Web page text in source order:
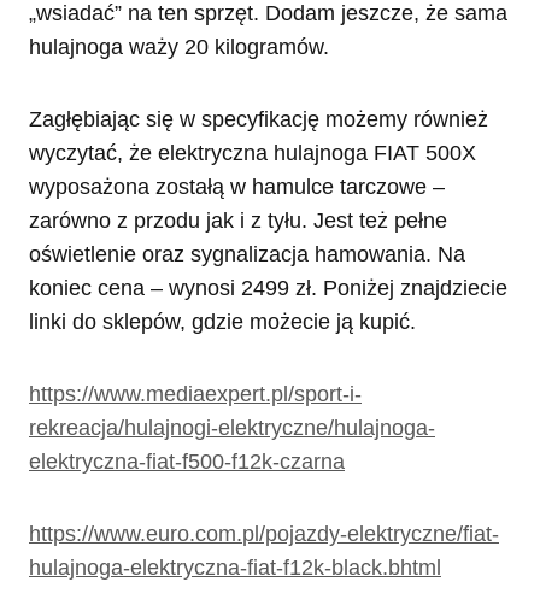
„wsiadać” na ten sprzęt. Dodam jeszcze, że sama
hulajnoga waży 20 kilogramów.
Zagłębiając się w specyfikację możemy również
wyczytać, że elektryczna hulajnoga FIAT 500X
wyposażona zostałą w hamulce tarczowe –
zarówno z przodu jak i z tyłu. Jest też pełne
oświetlenie oraz sygnalizacja hamowania. Na
koniec cena – wynosi 2499 zł. Poniżej znajdziecie
linki do sklepów, gdzie możecie ją kupić.
https://www.mediaexpert.pl/sport-i-
rekreacja/hulajnogi-elektryczne/hulajnoga-
elektryczna-fiat-f500-f12k-czarna
https://www.euro.com.p l/pojazdy-elektryczne/fiat-
hulajnoga-elektryczna-fiat-f12k-black.bhtml